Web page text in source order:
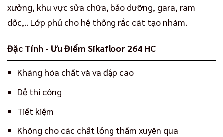
xưởng, khu vực sửa chữa, bảo dưỡng, gara, ram
dốc,.. Lớp phủ cho hệ thống rắc cát tạo nhám.
Đặc Tính - Ưu Điểm Sikafloor 264 HC
Kháng hóa chất và va đập cao
Dễ thi công
Tiết kiệm
Không cho các chất lỏng thấm xuyên qua